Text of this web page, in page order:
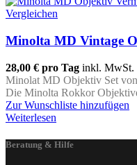
Vergleichen
Minolta MD Vintage
28,00 € pro Tag inkl. MwSt.
Minolat MD Objektiv Set
Die Minolta Rokkor
Zur Wunschliste hinzufügen
Weiterlesen
Beratung & Hilfe